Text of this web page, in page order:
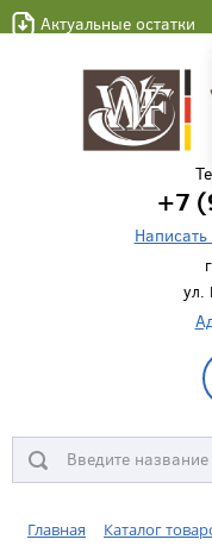
Актуальные остатки
+7
ул.
Главная Каталог